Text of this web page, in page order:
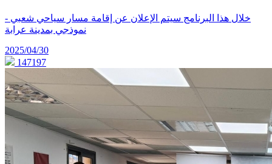
- خلال هذا البرنامج سيتم الإعلان عن إقامة مسار سياحي شعبي
نموذجي بمدينة عرابة
2025/04/30
147197